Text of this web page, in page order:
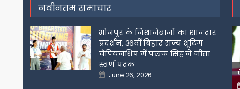
नवीनतम समाचार
भोजपुर के निशानेबाजों का शानदार
प्रदर्शन, 36वीं बिहार राज्य शूटिंग
चैंपियनशिप में पलक सिंह ने जीता
स्वर्ण पदक
Posted
on
June 26, 2026